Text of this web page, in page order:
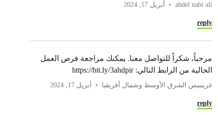
abdel nabi ali أبريل 17, 2024
reply
مرحباً، شكراً للتواصل معنا. يمكنك مراجعة فرص العمل
الحالية من الرابط التالي: https://bit.ly/3ahdpir
غرينبيس الشرق الأوسط وشمال أفريقيا أبريل 17, 2024
reply